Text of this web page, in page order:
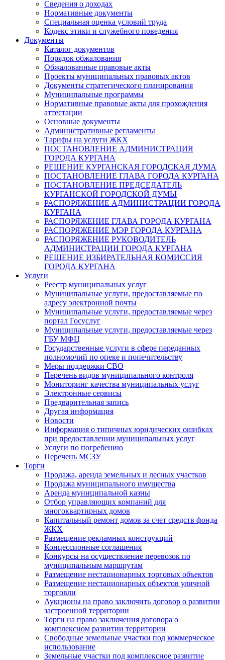
Сведения о доходах
Нормативные документы
Специальная оценка условий труда
Кодекс этики и служебного поведения
Документы
Каталог документов
Порядок обжалования
Обжалованные правовые акты
Проекты муниципальных правовых актов
Документы стратегического планирования
Муниципальные программы
Нормативные правовые акты для прохождения
аттестации
Основные документы
Административные регламенты
Тарифы на услуги ЖКХ
ПОСТАНОВЛЕНИЕ АДМИНИСТРАЦИЯ
ГОРОДА КУРГАНА
РЕШЕНИЕ КУРГАНСКАЯ ГОРОДСКАЯ ДУМА
ПОСТАНОВЛЕНИЕ ГЛАВА ГОРОДА КУРГАНА
ПОСТАНОВЛЕНИЕ ПРЕДСЕДАТЕЛЬ
КУРГАНСКОЙ ГОРОДСКОЙ ДУМЫ
РАСПОРЯЖЕНИЕ АДМИНИСТРАЦИИ ГОРОДА
КУРГАНА
РАСПОРЯЖЕНИЕ ГЛАВА ГОРОДА КУРГАНА
РАСПОРЯЖЕНИЕ МЭР ГОРОДА КУРГАНА
РАСПОРЯЖЕНИЕ РУКОВОДИТЕЛЬ
АДМИНИСТРАЦИИ ГОРОДА КУРГАНА
РЕШЕНИЕ ИЗБИРАТЕЛЬНАЯ КОМИССИЯ
ГОРОДА КУРГАНА
Услуги
Реестр муниципальных услуг
Муниципальные услуги, предоставляемые по
адресу электронной почты
Муниципальные услуги, предоставляемые через
портал Госуслуг
Муниципальные услуги, предоставляемые через
ГБУ МФЦ
Государственные услуги в сфере переданных
полномочий по опеке и попечительству
Меры поддержки СВО
Перечень видов муниципального контроля
Мониторинг качества муниципальных услуг
Электронные сервисы
Предварительная запись
Другая информация
Новости
Информация о типичных юридических ошибках
при предоставлении муниципальных услуг
Услуги по погребению
Перечень МСЗУ
Торги
Продажа, аренда земельных и лесных участков
Продажа муниципального имущества
Аренда муниципальной казны
Отбор управляющих компаний для
многоквартирных домов
Капитальный ремонт домов за счет средств фонда
ЖКХ
Размещение рекламных конструкций
Концессионные соглашения
Конкурсы на осуществление перевозок по
муниципальным маршрутам
Размещение нестационарных торговых объектов
Размещение нестационарных объектов уличной
торговли
Аукционы на право заключить договор о развитии
застроенной территории
Торги на право заключения договора о
комплексном развитии территории
Свободные земельные участки под коммерческое
использование
Земельные участки под комплексное развитие